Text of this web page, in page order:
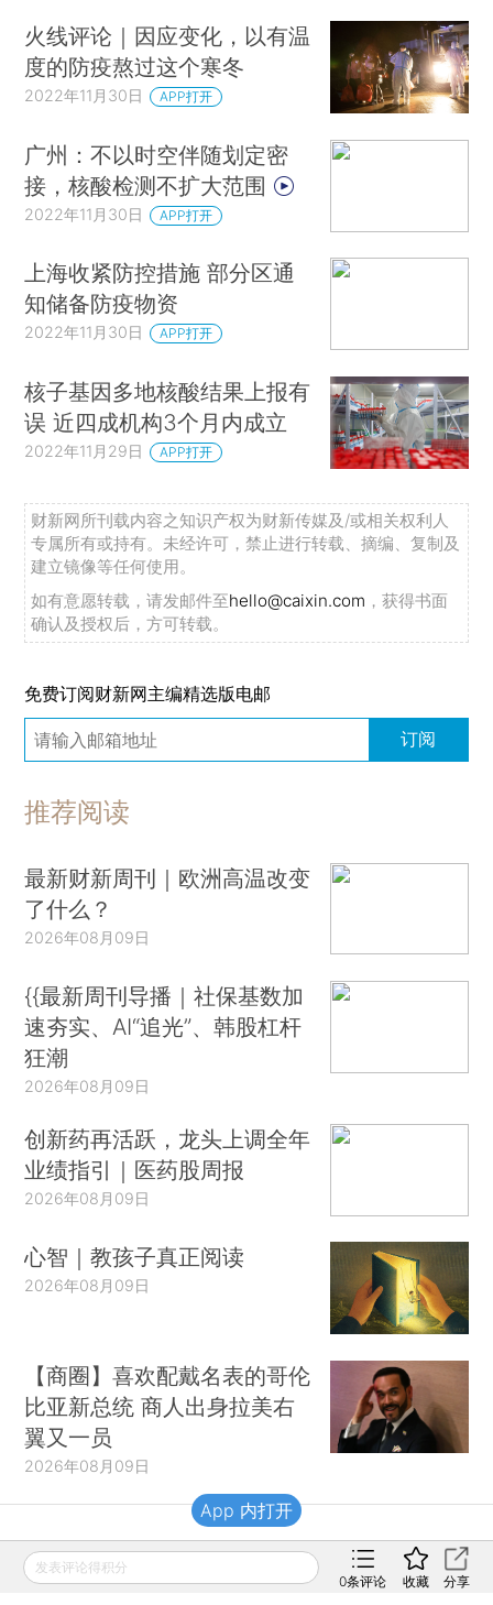
火线评论｜因应变化，以有温
度的防疫熬过这个寒冬
2022年11月30日 APP打开
广州：不以时空伴随划定密
接，核酸检测不扩大范围
2022年11月30日 APP打开
上海收紧防控措施 部分区通
知储备防疫物资
2022年11月30日 APP打开
核子基因多地核酸结果上报有
误 近四成机构3个月内成立
2022年11月29日 APP打开
财新网所刊载内容之知识产权为财新传媒及/或相关权利人
专属所有或持有。未经许可，禁止进行转载、摘编、复制及
建立镜像等任何使用。
如有意愿转载，请发邮件至hello@caixin.com ，获得书面
确认及授权后，方可转载。
免费订阅财新网主编精选版电邮
订阅
推荐阅读
最新财新周刊｜欧洲高温改变
了什么？
2026年08月09日
{{最新周刊导播｜社保基数加
速夯实、AI“追光”、韩股杠杆
狂潮
2026年08月09日
创新药再活跃，龙头上调全年
业绩指引｜医药股周报
2026年08月09日
心智｜教孩子真正阅读
2026年08月09日
【商圈】喜欢配戴名表的哥伦
比亚新总统 商人出身拉美右
翼又一员
2026年08月09日
财新移动
发表评论得积分
0条评论 收藏 分享
App 内打开